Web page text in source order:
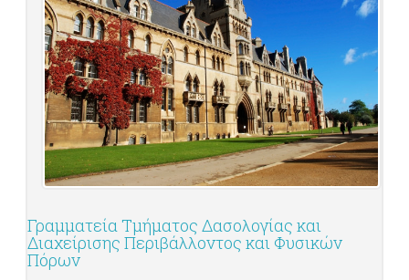
Γραμματεία Τμήματος Δασολογίας και
Διαχείρισης Περιβάλλοντος και Φυσικών
Πόρων